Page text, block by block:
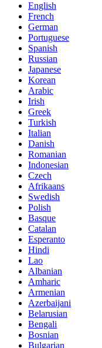
English
French
German
Portuguese
Spanish
Russian
Japanese
Korean
Arabic
Irish
Greek
Turkish
Italian
Danish
Romanian
Indonesian
Czech
Afrikaans
Swedish
Polish
Basque
Catalan
Esperanto
Hindi
Lao
Albanian
Amharic
Armenian
Azerbaijani
Belarusian
Bengali
Bosnian
Bulgarian